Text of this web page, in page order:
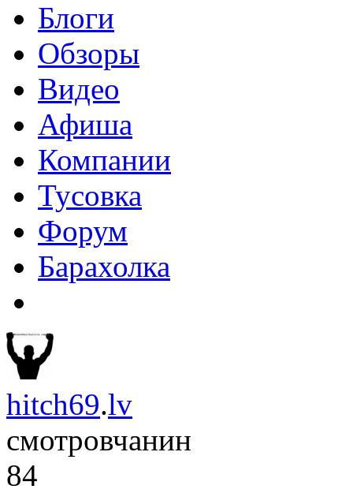
Блоги
Обзоры
Видео
Афиша
Компании
Тусовка
Форум
Барахолка
hitch69.lv
смотровчанин
84